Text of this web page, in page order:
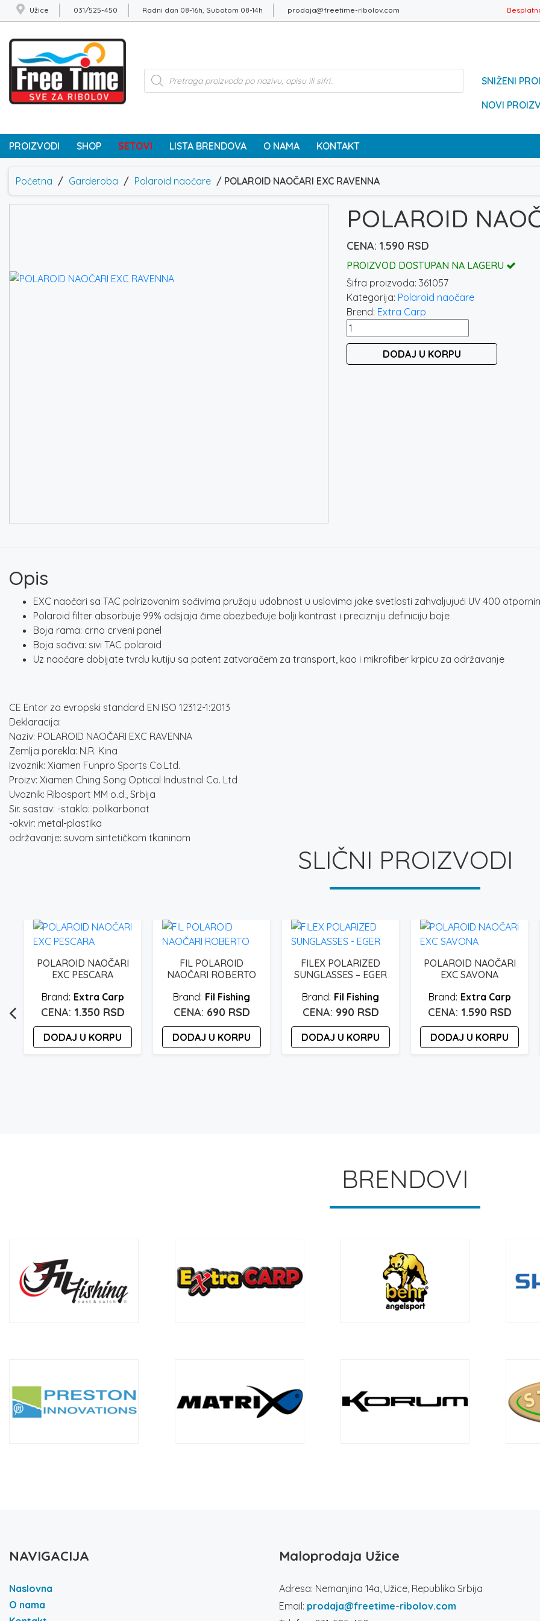
Užice 031/525-450 Radni dan 08-16h, Subotom 08-14h prodaja@freetime-ribolov.com
Products
search
SNIŽENI
NOVI
PROIZVODI SHOP SETOVI LISTA BRENDOVA O NAMA KONTAKT
Početna / Garderoba / Polaroid naočare / POLAROID NAOČARI EXC RAVENNA
POLAROID
1.590 RSD
PROIZVOD DOSTUPAN NA LAGERU
Šifra proizvoda: 361057
Kategorija: Polaroid naočare
Brend: Extra Carp
POLAROID
NAOČARI
RAVENNA
DODAJ U KORPU
Opis
EXC naočari sa TAC polrizovanim sočivima pružaju udobnost u uslovima jake svetlosti zahvaljujući UV 400
Polaroid filter absorbuje 99% odsjaja čime obezbeđuje bolji kontrast i precizniju definiciju boje
Boja rama: crno crveni panel
Boja sočiva: sivi TAC polaroid
Uz naočare dobijate tvrdu kutiju sa patent zatvaračem za transport, kao i mikrofiber krpicu za održavanje
CE Entor za evropski standard EN ISO 12312-1:2013
Deklaracija:
Naziv: POLAROID NAOČARI EXC RAVENNA
Zemlja porekla: N.R. Kina
Izvoznik: Xiamen Funpro Sports Co.Ltd.
Proizv: Xiamen Ching Song Optical Industrial Co. Ltd
Uvoznik: Ribosport MM o.d., Srbija
Sir. sastav: -staklo: polikarbonat
-okvir: metal-plastika
održavanje: suvom sintetičkom tkaninom
SLIČNI PROIZVODI
POLAROID NAOČARI
EXC PESCARA
Extra Carp
1.350 RSD
DODAJ U KORPU
FIL POLAROID
NAOČARI ROBERTO
Fil Fishing
690 RSD
DODAJ U KORPU
FILEX POLARIZED
SUNGLASSES – EGER
Fil Fishing
990 RSD
DODAJ U KORPU
POLAROID NAOČARI
EXC SAVONA
Extra Carp
1.590 RSD
DODAJ U KORPU
BRENDOVI
NAVIGACIJA
Naslovna
O nama
Maloprodaja Užice
Adresa: Nemanjina 14a, Užice, Republika Srbija
Email: prodaja@freetime-ribolov.com